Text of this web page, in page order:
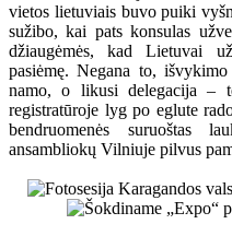
vietos lietuviais buvo puiki
sužibo, kai pats konsulas
džiaugėmės, kad Lietuvai
pasiėmę. Negana to,
namo, o likusi delegacija –
registratūroje lyg po eglute
bendruomenės suruoštas
ansambliokų Vilniuje pilvus